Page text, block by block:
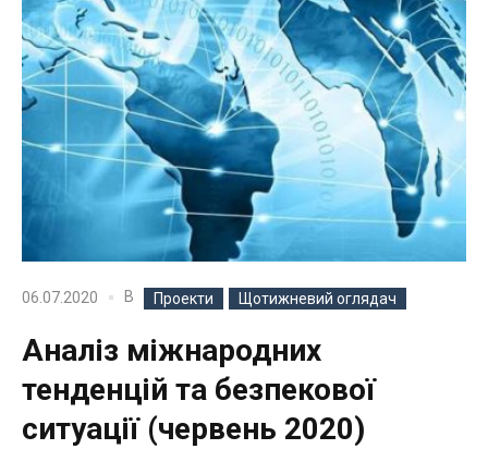
06.07.2020 В Проекти Щотижневий оглядач
Аналіз міжнародних
тенденцій та безпекової
ситуації (червень 2020)